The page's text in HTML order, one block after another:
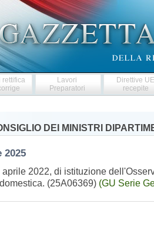
rettifica
Lavori
Preparatori
Direttive
recepite
DEI MINISTRI
2025
2022, di istituzione
(25A06369) (GU Serie